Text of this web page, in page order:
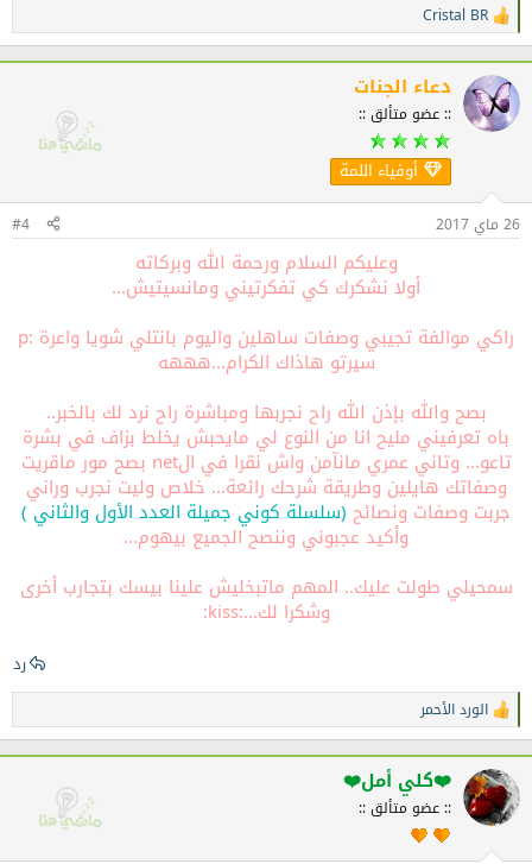
ا
ل
ت
ف
ا
ع
Cristal BR
دعاء الجنات
:: عضو متألق ::
أوفياء اللمة
26 ماي 2017 #4
وعليكم السلام ورحمة الله وبركاته
أولا نشكرك كي تفكرتيني ومانسيتيش...
راكي موالفة تجيبي وصفات ساهلين واليوم بانتلي شويا واعرة :p
سيرتو هاذاك الكرام...هههه
بصح والله بإذن الله راح نجربها ومباشرة راح نرد لك بالخبر..
باه تعرفيني مليح انا من النوع لي مايحبش يخلط بزاف في بشرة
تاعو... وتاني عمري مانآمن واش نقرا في الnet بصح مور ماقريت
وصفاتك هايلين وطريقة شرحك رائعة... خلاص وليت نجرب وراني
جربت وصفات ونصائح (سلسلة كوني جميلة العدد الأول والثاني )
وأكيد عجبوني وننصح الجميع بيهوم...
سمحيلي طولت عليك.. المهم ماتبخليش علينا بيسك بتجارب أخرى
وشكرا لك...:kiss:
رد
ا
ل
ت
ف
ا
ع
الورد الأحمر
❤️كلي أمل❤️
:: عضو متألق ::